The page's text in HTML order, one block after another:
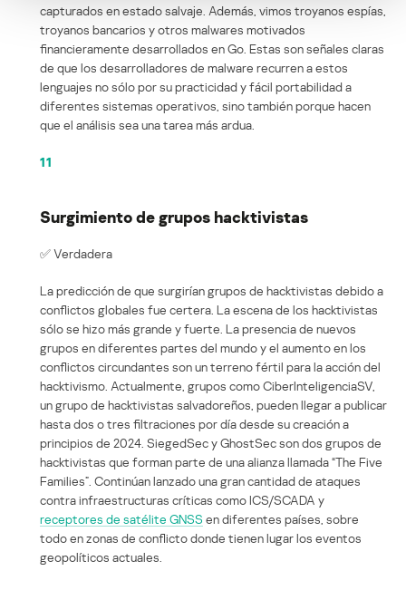
capturados en estado salvaje. Además, vimos troyanos espías,
troyanos bancarios y otros malwares motivados
financieramente desarrollados en Go. Estas son señales claras
de que los desarrolladores de malware recurren a estos
lenguajes no sólo por su practicidad y fácil portabilidad a
diferentes sistemas operativos, sino también porque hacen
que el análisis sea una tarea más ardua.
11
Surgimiento de grupos hacktivistas
✅ Verdadera
La predicción de que surgirían grupos de hacktivistas debido a
conflictos globales fue certera. La escena de los hacktivistas
sólo se hizo más grande y fuerte. La presencia de nuevos
grupos en diferentes partes del mundo y el aumento en los
conflictos circundantes son un terreno fértil para la acción del
hacktivismo. Actualmente, grupos como CiberInteligenciaSV,
un grupo de hacktivistas salvadoreños, pueden llegar a publicar
hasta dos o tres filtraciones por día desde su creación a
principios de 2024. SiegedSec y GhostSec son dos grupos de
hacktivistas que forman parte de una alianza llamada “The Five
Families”. Continúan lanzado una gran cantidad de ataques
contra infraestructuras críticas como ICS/SCADA y
receptores de satélite GNSS en diferentes países, sobre
todo en zonas de conflicto donde tienen lugar los eventos
geopolíticos actuales.